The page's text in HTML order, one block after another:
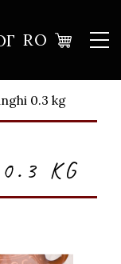
RO
0.3 kg
KG